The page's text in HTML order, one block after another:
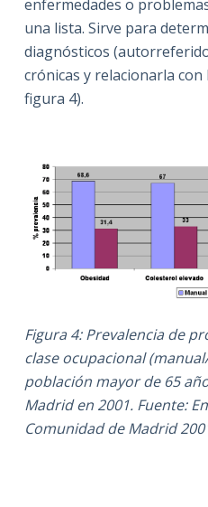
enfermedades o
una lista. Sirve para
diagnósticos
crónicas y relacionarla
figura 4).
Figura 4: Prevalencia de
clase ocupacional
población mayor de 65
Madrid en 2001. Fuente:
Comunidad de Madrid